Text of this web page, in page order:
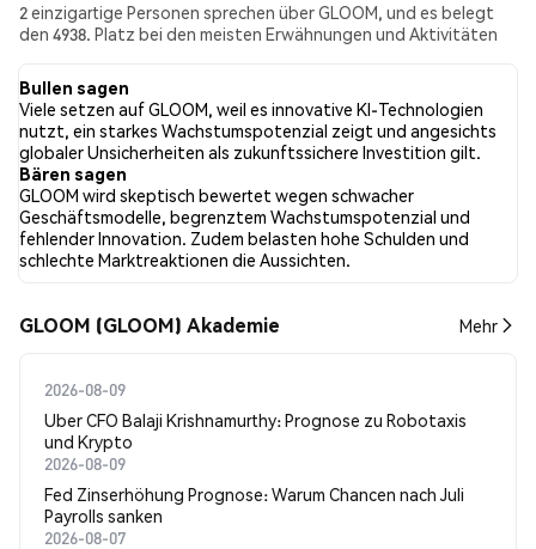
2 einzigartige Personen sprechen über GLOOM, und es belegt
den 4938. Platz bei den meisten Erwähnungen und Aktivitäten
die Stimmung gegenüber GLOOM in allen sozialen Medien
Bärisch. Schließlich wurden 0 Nachrichtenartikel über GLOOM
veröffentlicht. Auf Twitter hatten 0.00% der Tweets eine
bullishe Stimmung im Vergleich zu 100.00% der Tweets mit einer
bärischen Stimmung über GLOOM. 0.00% der Tweets waren
neutral gegenüber GLOOM. Diese Stimmungen basieren auf 1
Tweets.
Bullen sagen
Viele setzen auf GLOOM, weil es innovative KI-Technologien
nutzt, ein starkes Wachstumspotenzial zeigt und angesichts
globaler Unsicherheiten als zukunftssichere Investition gilt.
Bären sagen
GLOOM wird skeptisch bewertet wegen schwacher
Geschäftsmodelle, begrenztem Wachstumspotenzial und
fehlender Innovation. Zudem belasten hohe Schulden und
schlechte Marktreaktionen die Aussichten.
GLOOM (GLOOM) Akademie Mehr
2026-08-09
Uber CFO Balaji Krishnamurthy: Prognose zu Robotaxis
und Krypto
2026-08-09
Fed Zinserhöhung Prognose: Warum Chancen nach Juli
Payrolls sanken
2026-08-07